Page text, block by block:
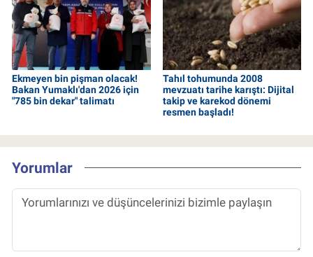
Ekmeyen bin pişman olacak!
Bakan Yumaklı'dan 2026 için
"785 bin dekar" talimatı
Tahıl tohumunda 2008
mevzuatı tarihe karıştı: Dijital
takip ve karekod dönemi
resmen başladı!
Yorumlar